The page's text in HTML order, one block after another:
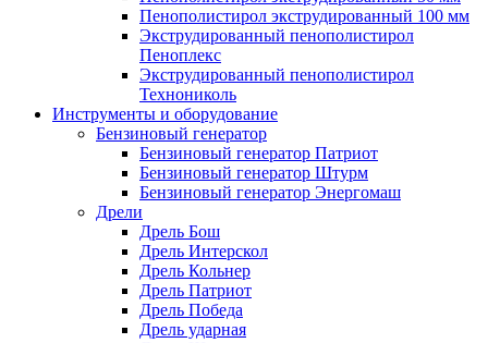
Пенополистирол экструдированный 100 мм
Экструдированный пенополистирол
Пеноплекс
Экструдированный пенополистирол
Технониколь
Инструменты и оборудование
Бензиновый генератор
Бензиновый генератор Патриот
Бензиновый генератор Штурм
Бензиновый генератор Энергомаш
Дрели
Дрель Бош
Дрель Интерскол
Дрель Кольнер
Дрель Патриот
Дрель Победа
Дрель ударная